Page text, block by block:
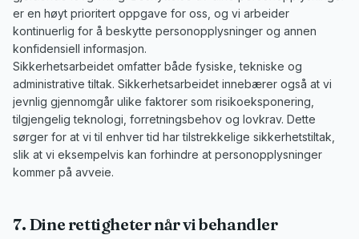
er en høyt prioritert oppgave for oss, og vi arbeider
kontinuerlig for å beskytte personopplysninger og annen
konfidensiell informasjon.
Sikkerhetsarbeidet omfatter både fysiske, tekniske og
administrative tiltak. Sikkerhetsarbeidet innebærer også at vi
jevnlig gjennomgår ulike faktorer som risikoeksponering,
tilgjengelig teknologi, forretningsbehov og lovkrav. Dette
sørger for at vi til enhver tid har tilstrekkelige sikkerhetstiltak,
slik at vi eksempelvis kan forhindre at personopplysninger
kommer på avveie.
7. Dine rettigheter når vi behandler